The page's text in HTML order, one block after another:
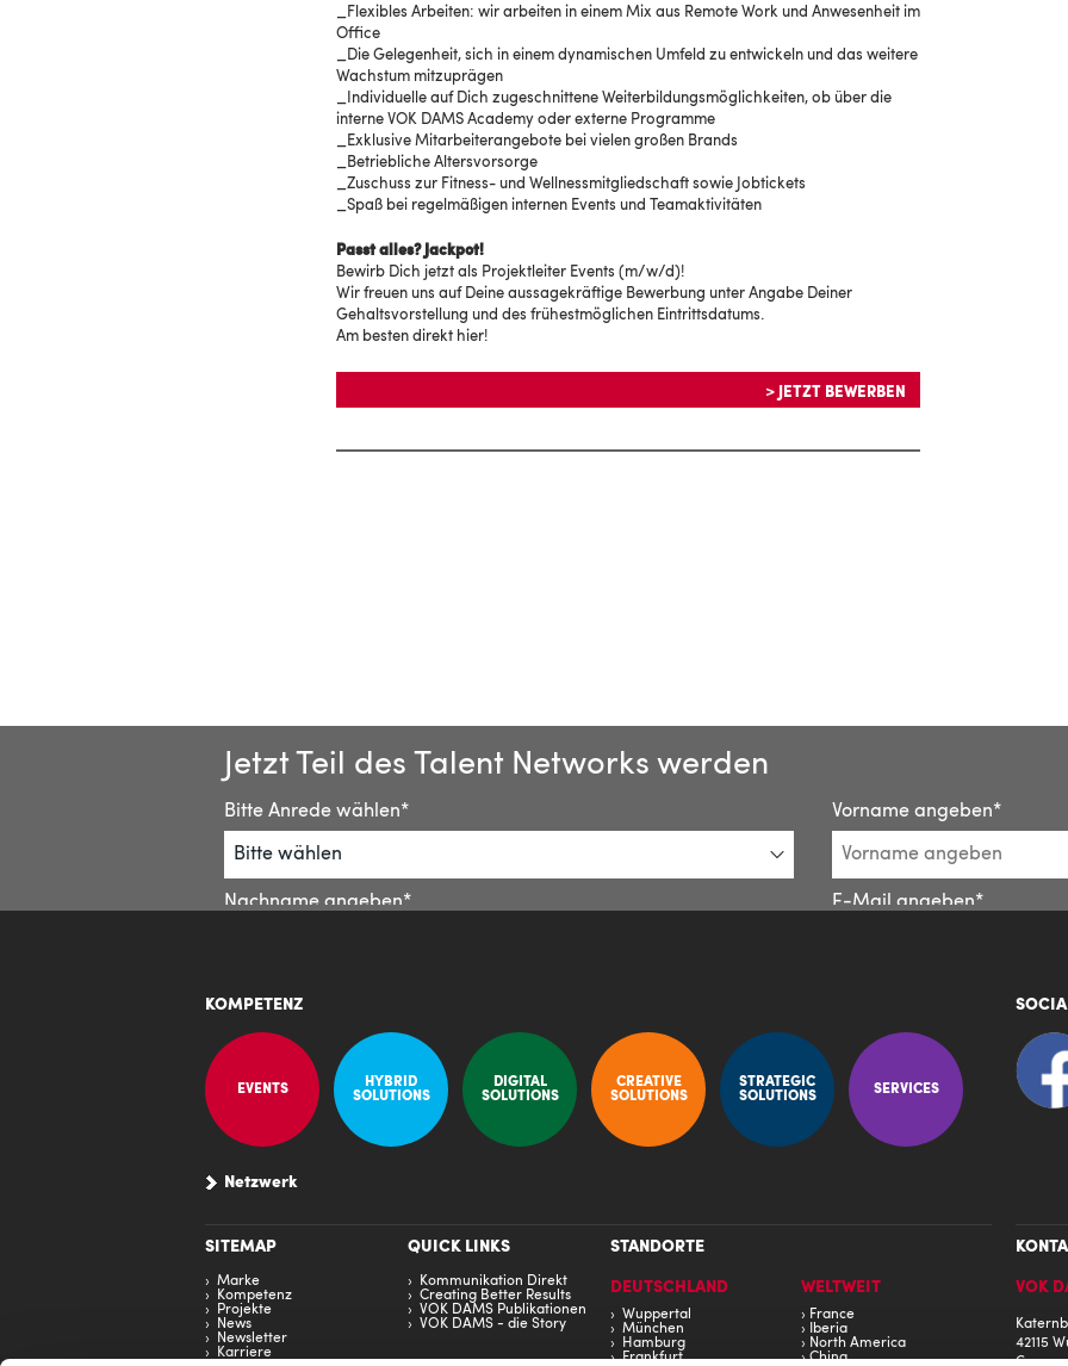
Flexibles Arbeiten: wir arbeiten in einem Mix aus Remote Work und Anwesenheit im
Office
Die Gelegenheit, sich in einem dynamischen Umfeld zu entwickeln und das weitere
Wachstum mitzuprägen
Individuelle auf Dich zugeschnittene Weiterbildungsmöglichkeiten, ob über die
interne VOK DAMS Academy oder externe Programme
Exklusive Mitarbeiterangebote bei vielen großen Brands
Betriebliche Altersvorsorge
Zuschuss zur Fitness- und Wellnessmitgliedschaft sowie Jobtickets
Spaß bei regelmäßigen internen Events und Teamaktivitäten
Passt alles? Jackpot!
Bewirb Dich jetzt als Projektleiter Events (m/w/d)!
Wir freuen uns auf Deine aussagekräftige Bewerbung unter Angabe Deiner
Gehaltsvorstellung und des frühestmöglichen Eintrittsdatums.
Am besten direkt hier!
> JETZT BEWERBEN
KOMPETENZ
EVENTS
HYBRID
SOLUTIONS
DIGITAL
SOLUTIONS
CREATIVE
SOLUTIONS
STRATEGIC
SOLUTIONS
SERVICES
Netzwerk
SITEMAP
Marke
Kompetenz
Projekte
News
Newsletter
Karriere
QUICK LINKS
Kommunikation Direkt
Creating Better Results
VOK DAMS Publikationen
VOK DAMS - die Story
STANDORTE
DEUTSCHLAND
Wuppertal
München
Hamburg
Frankfurt
WELTWEIT
France
Iberia
North America
China
VOK
42115